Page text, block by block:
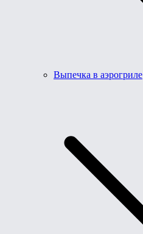
Выпечка в аэрогриле